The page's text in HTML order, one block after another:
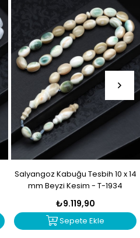
Salyangoz Kabuğu Tesbih 10 x 14
mm Beyzi Kesim - T-1934
₺9.119,90
Sepete Ekle